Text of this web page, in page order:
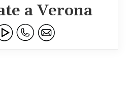
a Verona